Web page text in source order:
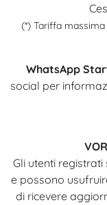
(*) Tariffa massima
WhatsApp
social per
Gli utenti
e possono
di ricevere